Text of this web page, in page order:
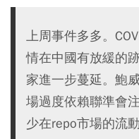
上周事件多多。
情在中國有放緩的
家進一步蔓延。鮑
場過度依賴聯準會
少在repo市場的流動